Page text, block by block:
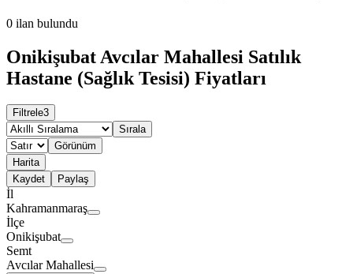
0 ilan bulundu
Onikişubat Avcılar Mahallesi Satılık
Hastane (Sağlık Tesisi) Fiyatları
Filtrele3
Sırala
Görünüm
Harita
Kaydet
Paylaş
İl
Kahramanmaraş
İlçe
Onikişubat
Semt
Avcılar Mahallesi